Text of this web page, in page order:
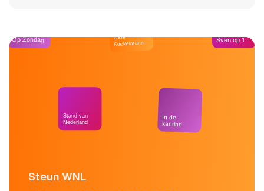
Steun WNL
Op Zondag
Stand van
Nederland
Café
Kockelmann
In de
kantine
Sven op 1